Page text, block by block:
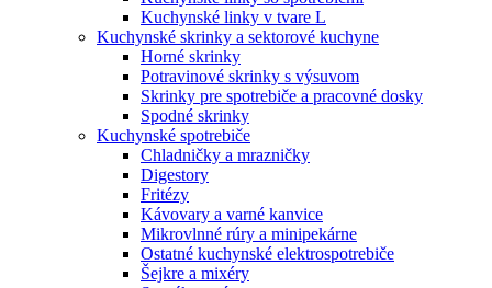
Kuchynské linky v tvare L
Kuchynské skrinky a sektorové kuchyne
Horné skrinky
Potravinové skrinky s výsuvom
Skrinky pre spotrebiče a pracovné dosky
Spodné skrinky
Kuchynské spotrebiče
Chladničky a mrazničky
Digestory
Fritézy
Kávovary a varné kanvice
Mikrovlnné rúry a minipekárne
Ostatné kuchynské elektrospotrebiče
Šejkre a mixéry